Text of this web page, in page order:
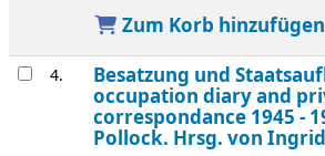
Zum Korb hinzufügen
4. Besatzung und
occupation diary and
correspondance 1945 -
Pollock. Hrsg. von